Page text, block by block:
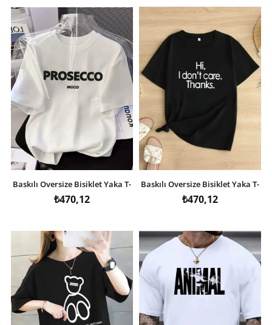
Baskılı Oversize Bisiklet Yaka T-
shirt - Beyaz
₺470,12
Baskılı Oversize Bisiklet Yaka T-
shirt - Siyah
₺470,12